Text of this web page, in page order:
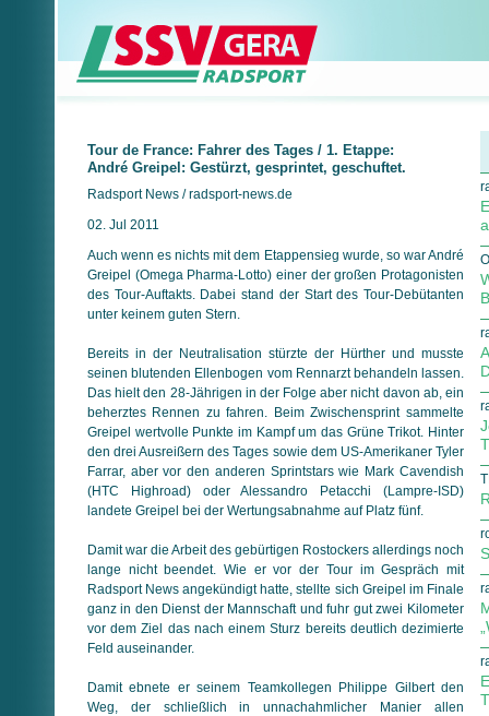
Tour de France: Fahrer des Tages / 1. Etappe:
André Greipel: Gestürzt, gesprintet, geschuftet.
Radsport News / radsport-news.de
02. Jul 2011
Auch wenn es nichts mit dem Etappensieg wurde, so war André
Greipel (Omega Pharma-Lotto) einer der großen Protagonisten
des Tour-Auftakts. Dabei stand der Start des Tour-Debütanten
unter keinem guten Stern.
Bereits in der Neutralisation stürzte der Hürther und musste
seinen blutenden Ellenbogen vom Rennarzt behandeln lassen.
Das hielt den 28-Jährigen in der Folge aber nicht davon ab, ein
beherztes Rennen zu fahren. Beim Zwischensprint sammelte
Greipel wertvolle Punkte im Kampf um das Grüne Trikot. Hinter
den drei Ausreißern des Tages sowie dem US-Amerikaner Tyler
Farrar, aber vor den anderen Sprintstars wie Mark Cavendish
(HTC Highroad) oder Alessandro Petacchi (Lampre-ISD)
landete Greipel bei der Wertungsabnahme auf Platz fünf.
Damit war die Arbeit des gebürtigen Rostockers allerdings noch
lange nicht beendet. Wie er vor der Tour im Gespräch mit
Radsport News angekündigt hatte, stellte sich Greipel im Finale
ganz in den Dienst der Mannschaft und fuhr gut zwei Kilometer
vor dem Ziel das nach einem Sturz bereits deutlich dezimierte
Feld auseinander.
Damit ebnete er seinem Teamkollegen Philippe Gilbert den
Weg, der schließlich in unnachahmlicher Manier allen